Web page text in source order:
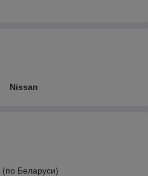
Nissan
Беларуси)